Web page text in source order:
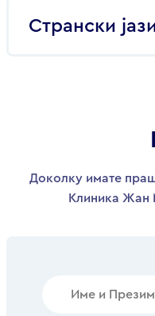
Странски
Доколку имате
Клиника Жан